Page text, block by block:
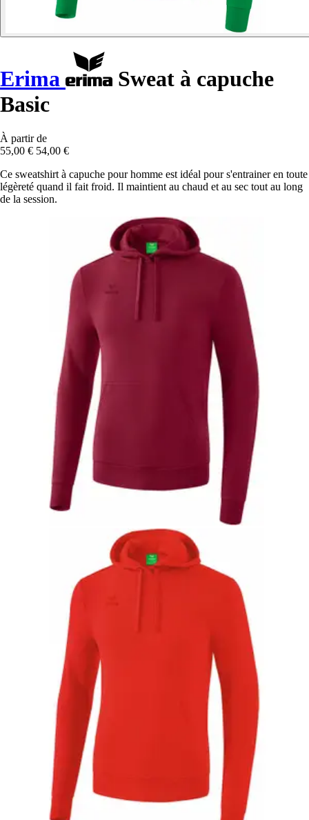
Erima
Sweat à capuche
Basic
À partir de
55,00 € 54,00 €
Ce sweatshirt à capuche pour homme est idéal pour s'entrainer en toute
légèreté quand il fait froid. Il maintient au chaud et au sec tout au long
de la session.